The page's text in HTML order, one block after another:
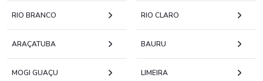
RIO BRANCO RIO CLARO
ARAÇATUBA BAURU
MOGI GUAÇU LIMEIRA